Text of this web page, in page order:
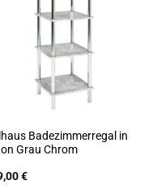
Badezimmerregal in
Grau Chrom
€